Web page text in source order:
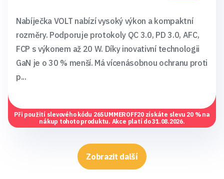
Nabíječka VOLT nabízí vysoký výkon a kompaktní
rozměry. Podporuje protokoly QC 3.0, PD 3.0, AFC,
FCP s výkonem až 20 W. Díky inovativní technologii
GaN je o 30 % menší. Má vícenásobnou ochranu proti
p...
Při použití slevového kódu 26SUMMEROFF20 získáte slevu 20 % na
nákup tohoto produktu. Akce platí do 31.08.2026.
Zobrazit další